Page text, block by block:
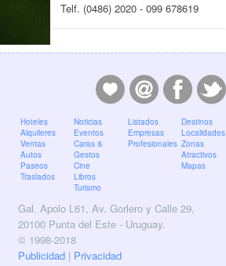
Telf. (0486) 2020 - 099 678619
Hoteles
Alquileres
Ventas
Autos
Paseos
Traslados
Noticias
Eventos
Caras &
Gestos
Cine
Libros
Turismo
Listados
Empresas
Profesionales
Destinos
Localidades
Zonas
Atractivos
Mapas
Gal. Apolo L61, Av. Gorlero y Calle 29,
20100 Punta del Este - Uruguay.
© 1998-2018
Publicidad| Privacidad